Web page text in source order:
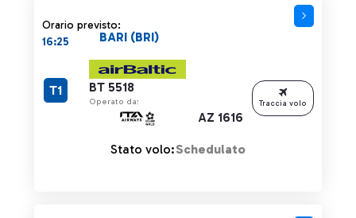
Orario previsto:
16:25
BT 5518
Operato da:
AZ 1616
BARI (BRI)
T1
Stato volo:Schedulato
Traccia volo